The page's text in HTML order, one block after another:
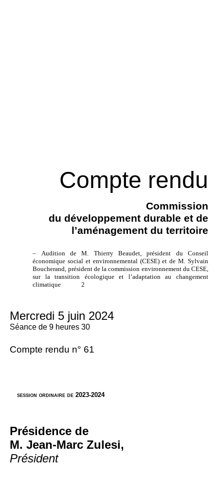
Compte rendu
Commission
du développement durable et de
l’aménagement du territoire
–
Audition de M. Thierry Beaudet, président du Conseil
économique social et environnemental (CESE) et de M. Sylvain
Boucherand, président de la commission environnement du CESE,
sur la transition écologique et l’adaptation au changement
climatique
2
Mercredi 5 juin 2024
Séance de 9 heures 30
Compte rendu n° 61
session ordinaire de 2023-2024
Présidence de
M. Jean-Marc Zulesi,
Président